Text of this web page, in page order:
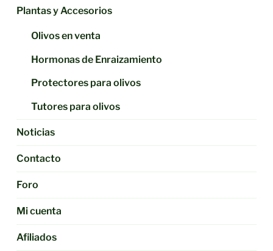
Plantas y Accesorios
Olivos en venta
Hormonas de Enraizamiento
Protectores para olivos
Tutores para olivos
Noticias
Contacto
Foro
Mi cuenta
Afiliados